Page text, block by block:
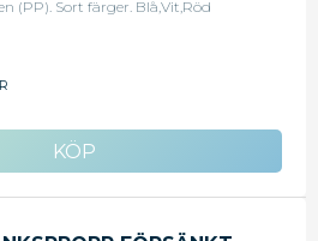
(PP). Sort färger. Blå,Vit,Röd